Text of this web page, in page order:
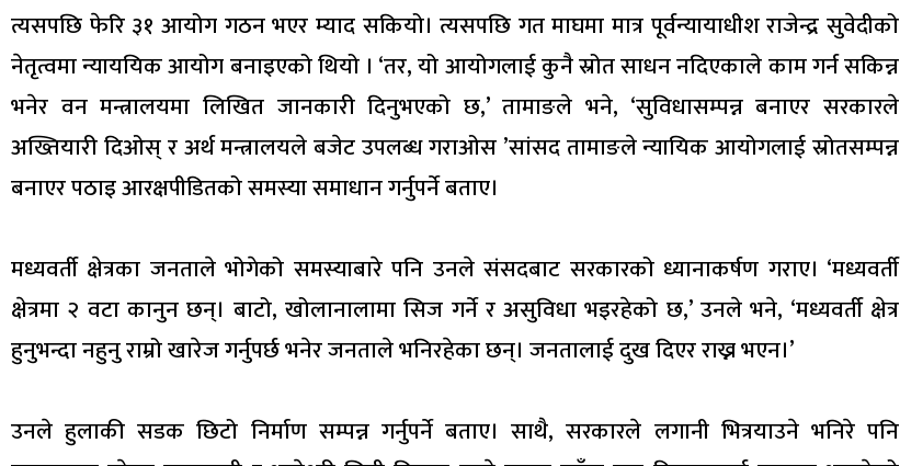
त्यसपछि फेरि ३१ आयोग गठन भएर म्याद सकियो। त्यसपछि गत माघमा मात्र पूर्वन्यायाधीश राजेन्द्र सुवेदीको
नेतृत्वमा न्याययिक आयोग बनाइएको थियो । ‘तर, यो आयोगलाई कुनै स्रोत साधन नदिएकाले काम गर्न सकिन्न
भनेर वन मन्त्रालयमा लिखित जानकारी दिनुभएको छ,’ तामाङले भने, ‘सुविधासम्पन्न बनाएर सरकारले
अख्तियारी दिओस् र अर्थ मन्त्रालयले बजेट उपलब्ध गराओस ’सांसद तामाङले न्यायिक आयोगलाई स्रोतसम्पन्न
बनाएर पठाइ आरक्षपीडितको समस्या समाधान गर्नुपर्ने बताए।
मध्यवर्ती क्षेत्रका जनताले भोगेको समस्याबारे पनि उनले संसदबाट सरकारको ध्यानाकर्षण गराए। ‘मध्यवर्ती
क्षेत्रमा २ वटा कानुन छन्। बाटो, खोलानालामा सिज गर्ने र असुविधा भइरहेको छ,’ उनले भने, ‘मध्यवर्ती क्षेत्र
हुनुभन्दा नहुनु राम्रो खारेज गर्नुपर्छ भनेर जनताले भनिरहेका छन्। जनतालाई दुख दिएर राख्न भएन।’
उनले हुलाकी सडक छिटो निर्माण सम्पन्न गर्नुपर्ने बताए। साथै, सरकारले लगानी भित्रयाउने भनिरे पनि